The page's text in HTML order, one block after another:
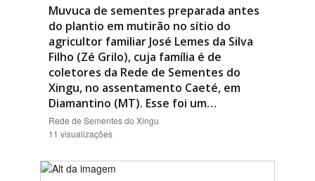
Muvuca de sementes preparada antes
do plantio em mutirão no sítio do
agricultor familiar José Lemes da Silva
Filho (Zé Grilo), cuja família é de
coletores da Rede de Sementes do
Xingu, no assentamento Caeté, em
Diamantino (MT). Esse foi um…
Rede de Sementes do Xingu
11 visualizações